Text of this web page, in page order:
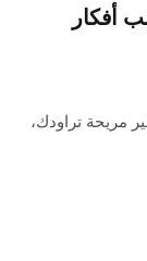
أفكار
مريحة تراودك،